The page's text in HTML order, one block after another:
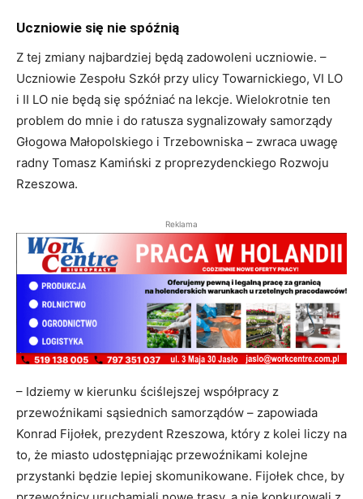
Uczniowie się nie spóźnią
Z tej zmiany najbardziej będą zadowoleni uczniowie. –
Uczniowie Zespołu Szkół przy ulicy Towarnickiego, VI LO
i II LO nie będą się spóźniać na lekcje. Wielokrotnie ten
problem do mnie i do ratusza sygnalizowały samorządy
Głogowa Małopolskiego i Trzebowniska – zwraca uwagę
radny Tomasz Kamiński z proprezydenckiego Rozwoju
Rzeszowa.
Reklama
– Idziemy w kierunku ściślejszej współpracy z
przewoźnikami sąsiednich samorządów – zapowiada
Konrad Fijołek, prezydent Rzeszowa, który z kolei liczy na
to, że miasto udostępniając przewoźnikami kolejne
przystanki będzie lepiej skomunikowane. Fijołek chce, by